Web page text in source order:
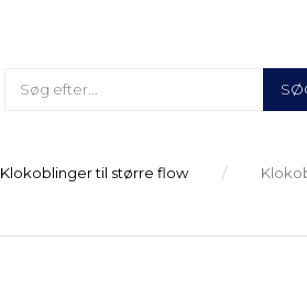
Klokoblinger til større flow